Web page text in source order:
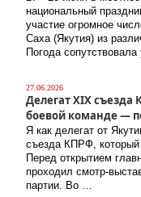
национальный
участие огромное
Саха (Якутия) из
Погода
27.06.2026
Делегат XIX
боевой команде —
Я как делегат от
съезда КПРФ, который
Перед открытием
проходил смотр-
партии. Во …